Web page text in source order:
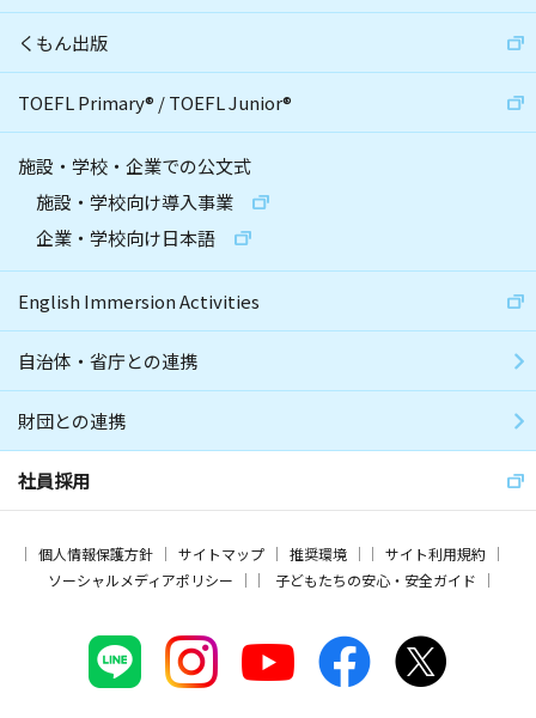
くもん出版
TOEFL Primary® /TOEFL Junior®
施設・学校・企業での公文式
施設・学校向け導入事業
企業・学校向け日本語
English Immersion Activities
自治体・省庁との連携
財団との連携
社員採用
個人情報保護方針 サイトマップ 推奨環境
サイト利用規約
ソーシャルメディアポリシー
子どもたちの安心・安全ガイド